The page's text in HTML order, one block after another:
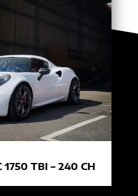
1750 TBI – 240 CH